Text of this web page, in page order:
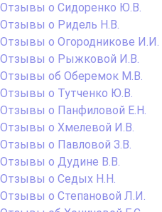
Отзывы о Сидоренко Ю.В.
Отзывы о Ридель Н.В.
Отзывы о Огородникове И.И.
Отзывы о Рыжковой И.В.
Отзывы об Оберемок М.В.
Отзывы о Тутченко Ю.В.
Отзывы о Панфиловой Е.Н.
Отзывы о Хмелевой И.В.
Отзывы о Павловой З.В.
Отзывы о Дудине В.В.
Отзывы о Седых Н.Н.
Отзывы о Степановой Л.И.